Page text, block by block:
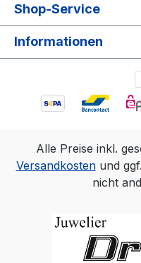
Shop-Service
Informationen
Alle Preise inkl.
Versandkostenund
nicht